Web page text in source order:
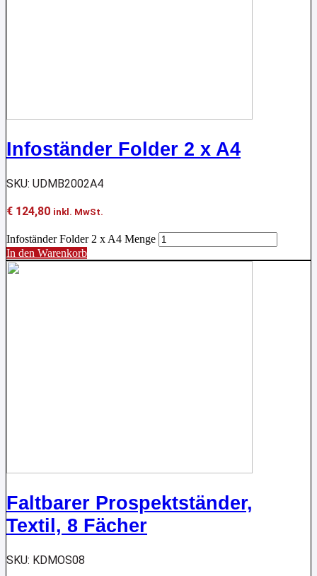
Infoständer Folder 2 x A4
SKU: UDMB2002A4
€ 124,80 inkl. MwSt.
Infoständer Folder 2 x A4 Menge
In den Warenkorb
Faltbarer Prospektständer,
Textil, 8 Fächer
SKU: KDMOS08